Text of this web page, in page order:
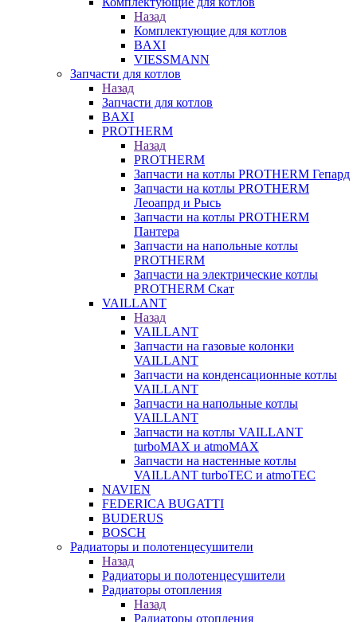
Назад
Комплектующие для котлов
BAXI
VIESSMANN
Запчасти для котлов
Назад
Запчасти для котлов
BAXI
PROTHERM
Назад
PROTHERM
Запчасти на котлы PROTHERM Гепард
Запчасти на котлы PROTHERM
Леоапрд и Рысь
Запчасти на котлы PROTHERM
Пантера
Запчасти на напольные котлы
PROTHERM
Запчасти на электрические котлы
PROTHERM Скат
VAILLANT
Назад
VAILLANT
Запчасти на газовые колонки
VAILLANT
Запчасти на конденсационные котлы
VAILLANT
Запчасти на напольные котлы
VAILLANT
Запчасти на котлы VAILLANT
turboMAX и atmoMAX
Запчасти на настенные котлы
VAILLANT turboTEC и atmoTEC
NAVIEN
FEDERICA BUGATTI
BUDERUS
BOSCH
Радиаторы и полотенцесушители
Назад
Радиаторы и полотенцесушители
Радиаторы отопления
Назад
Радиаторы отопления